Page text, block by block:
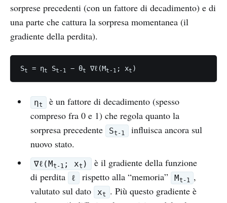
sorprese precedenti (con un fattore di decadimento) e di
una parte che cattura la sorpresa momentanea (il
gradiente della perdita).
St = ηt St-1 − θt ∇ℓ(Mt-1 ; xt )
ηt
è un fattore di decadimento (spesso
compreso fra 0 e 1) che regola quanto la
sorpresa precedente
St-1
influisca ancora sul
nuovo stato.
∇ℓ(Mt-1 ; xt )
è il gradiente della funzione
di perdita
ℓ rispetto alla “memoria” Mt-1 ,
valutato sul dato
xt
. Più questo gradiente è